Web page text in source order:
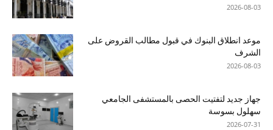
2026-08-03
موعد انطلاق البنوك في قبول مطالب القروض على
الشرف
2026-08-03
جهاز جديد لتفتيت الحصى بالمستشفى الجامعي
سهلول بسوسة
2026-07-31